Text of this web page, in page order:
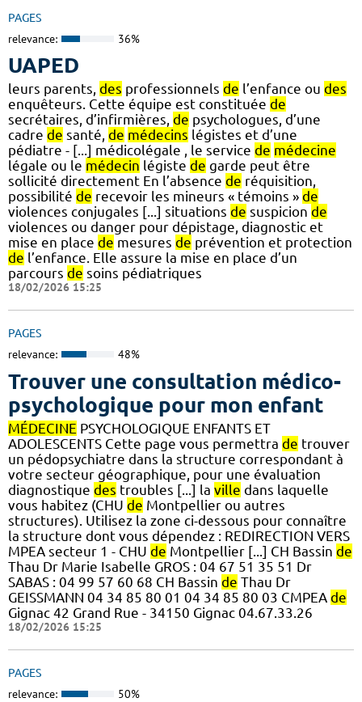
PAGES
relevance: 36%
UAPED
leurs parents, des professionnels de l’enfance ou des
enquêteurs. Cette équipe est constituée de
secrétaires, d’infirmières, de psychologues, d’une
cadre de santé, de médecins légistes et d’une
pédiatre - [...] médicolégale , le service de médecine
légale ou le médecin légiste de garde peut être
sollicité directement En l’absence de réquisition,
possibilité de recevoir les mineurs « témoins » de
violences conjugales [...] situations de suspicion de
violences ou danger pour dépistage, diagnostic et
mise en place de mesures de prévention et protection
de l’enfance. Elle assure la mise en place d’un
parcours de soins pédiatriques
18/02/2026 15:25
PAGES
relevance: 48%
Trouver une consultation médico-
psychologique pour mon enfant
MÉDECINE PSYCHOLOGIQUE ENFANTS ET
ADOLESCENTS Cette page vous permettra de trouver
un pédopsychiatre dans la structure correspondant à
votre secteur géographique, pour une évaluation
diagnostique des troubles [...] la ville dans laquelle
vous habitez (CHU de Montpellier ou autres
structures). Utilisez la zone ci-dessous pour connaître
la structure dont vous dépendez : REDIRECTION VERS
MPEA secteur 1 - CHU de Montpellier [...] CH Bassin de
Thau Dr Marie Isabelle GROS : 04 67 51 35 51 Dr
SABAS : 04 99 57 60 68 CH Bassin de Thau Dr
GEISSMANN 04 34 85 80 01 04 34 85 80 03 CMPEA de
Gignac 42 Grand Rue - 34150 Gignac 04.67.33.26
18/02/2026 15:25
PAGES
relevance: 50%